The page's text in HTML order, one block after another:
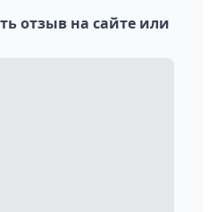
отзыв на сайте или